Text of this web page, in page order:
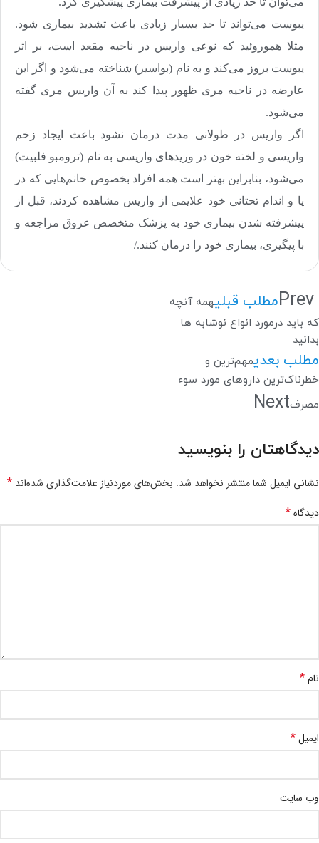
یبوست می‌تواند تا حد بسیار زیادی باعث تشدید بیماری شود.
مثلا هموروئید که نوعی واریس در ناحیه مقعد است، بر اثر
یبوست بروز می‌کند و به نام (بواسیر)‌ شناخته می‌شود و اگر این
عارضه در ناحیه مری ظهور پیدا کند به آن واریس مری گفته
می‌شود.
اگر واریس در طولانی مدت درمان نشود باعث ایجاد زخم
واریسی و لخته خون در وریدهای واریسی به نام (ترومبو فلبیت)‌
می‌شود، بنابراین بهتر است همه افراد بخصوص خانم‌هایی که در
پا و اندام تحتانی خود علایمی از واریس مشاهده کردند، قبل از
پیشرفته شدن بیماری خود به پزشک متخصص عروق مراجعه و
با پیگیری، بیماری خود را درمان کنند./
Prevمطلب قبلیهمه آنچه
که باید درمورد انواع نوشابه ها
بدانید
مطلب بعدیمهم‌ترین و
خطرناک‌ترین داروهای مورد سوء
مصرفNext
دیدگاهتان را بنویسید
نشانی ایمیل شما منتشر نخواهد شد. بخش‌های موردنیاز علامت‌گذاری شده‌اند *
دیدگاه*
نام*
ایمیل*
وب‌ سایت